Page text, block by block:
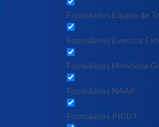
Formulários Equipe de
Formulários Eventos
Formulários Monitoria
Formulários NAAP
Formulários PICDT